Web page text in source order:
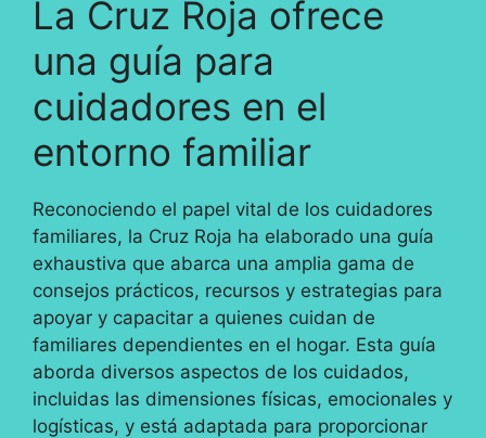
La Cruz Roja ofrece
una guía para
cuidadores en el
entorno familiar
Reconociendo el papel vital de los cuidadores
familiares, la Cruz Roja ha elaborado una guía
exhaustiva que abarca una amplia gama de
consejos prácticos, recursos y estrategias para
apoyar y capacitar a quienes cuidan de
familiares dependientes en el hogar. Esta guía
aborda diversos aspectos de los cuidados,
incluidas las dimensiones físicas, emocionales y
logísticas, y está adaptada para proporcionar